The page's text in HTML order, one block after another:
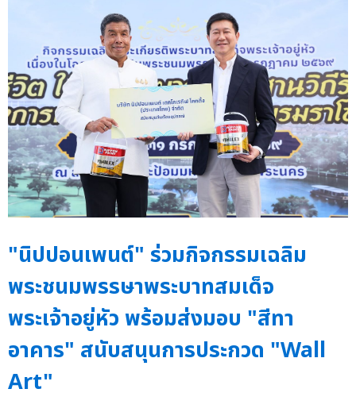
"นิปปอนเพนต์" ร่วมกิจกรรมเฉลิม
พระชนมพรรษาพระบาทสมเด็จ
พระเจ้าอยู่หัว พร้อมส่งมอบ "สีทา
อาคาร" สนับสนุนการประกวด "Wall
Art"